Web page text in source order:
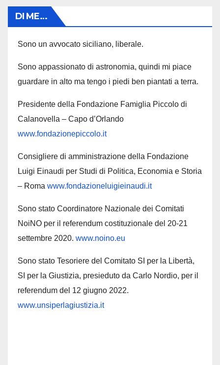
DI ME…
Sono un avvocato siciliano, liberale.
Sono appassionato di astronomia, quindi mi piace
guardare in alto ma tengo i piedi ben piantati a terra.
Presidente della Fondazione Famiglia Piccolo di
Calanovella – Capo d’Orlando
www.fondazionepiccolo.it
Consigliere di amministrazione della Fondazione
Luigi Einaudi per Studi di Politica, Economia e Storia
– Roma www.fondazioneluigieinaudi.it
Sono stato Coordinatore Nazionale dei Comitati
NoiNO per il referendum costituzionale del 20-21
settembre 2020. www.noino.eu
Sono stato Tesoriere del Comitato SI per la Libertà,
SI per la Giustizia, presieduto da Carlo Nordio, per il
referendum del 12 giugno 2022.
www.unsiperlagiustizia.it